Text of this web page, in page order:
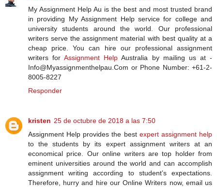
My Assignment Help Au is the best and most trusted brand
in providing My Assignment Help service for college and
university students around the world. Our professional
writers serve the assignment material with best quality at a
cheap price. You can hire our professional assignment
writers forAssignment Help Australia by mailing us at -
Info@Myassignmenthelpau.Com or Phone Number: +61-2-
8005-8227
Responder
kristen 25 de octubre de 2018 a las 7:50
Assignment Help provides the best expert assignment help
to the students by its expert assignment writers at an
economical price. Our online writers are top holder from
eminent universities around the world and can accomplish
assignment writing according to student’s expectations.
Therefore, hurry and hire our Online Writers now, email us